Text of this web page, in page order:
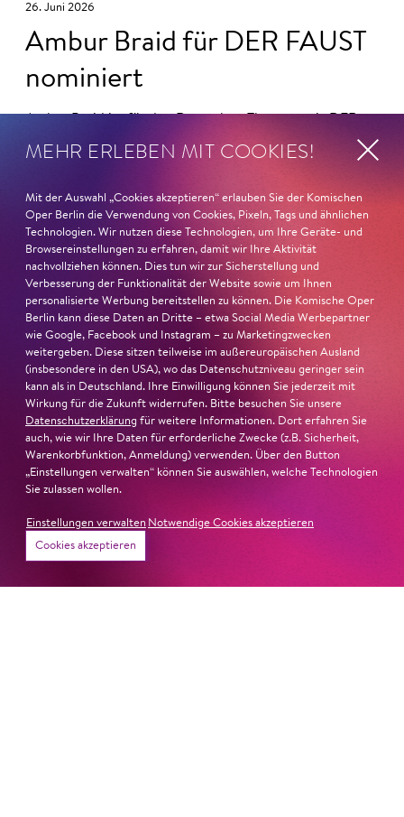
26. Juni 2026
Ambur Braid für DER FAUST
nominiert
Ambur Braidist für den Deutschen Theaterpreis DER
Musiktheater«. Ihr eindrucksvolles Rollendebüt als
Macbeth von Mzensk sei jederzeit authentisch, ziehe das
Publikum in ihren Bann, fordere zum Miterleben und
Mitleiden heraus – niemand im Saal bliebe teilnahmslos
zurück, lobt die Jury Ambur Braids stimmliche Wucht
und ihre starke Bühnenpräsenz:
»In dem überwältigenden Farbenreichtum ihres Spiels
sind Auflehnung und Verletzlichkeit ebenso nachfühlbar
wie die verzweifelte Einsamkeit ihrer Figur.«Jury-
Begründung
MEHR ERLEBEN MIT COOKIES!
Mit der Auswahl „Cookies akzeptieren“ erlauben Sie der Komischen
Oper Berlin die Verwendung von Cookies, Pixeln, Tags und ähnlichen
Technologien. Wir nutzen diese Technologien, um Ihre Geräte- und
Browsereinstellungen zu erfahren, damit wir Ihre Aktivität
nachvollziehen können. Dies tun wir zur Sicherstellung und
Verbesserung der Funktionalität der Website sowie um Ihnen
personalisierte Werbung bereitstellen zu können. Die Komische Oper
Berlin kann diese Daten an Dritte – etwa Social Media Werbepartner
wie Google, Facebook und Instagram – zu Marketingzwecken
weitergeben. Diese sitzen teilweise im außereuropäischen Ausland
(insbesondere in den USA), wo das Datenschutzniveau geringer sein
kann als in Deutschland. Ihre Einwilligung können Sie jederzeit mit
Wirkung für die Zukunft widerrufen. Bitte besuchen Sie unsere
Datenschutzerklärung für weitere Informationen. Dort erfahren Sie
auch, wie wir Ihre Daten für erforderliche Zwecke (z.B. Sicherheit,
Warenkorbfunktion, Anmeldung) verwenden. Über den Button
„Einstellungen verwalten“ können Sie auswählen, welche Technologien
Sie zulassen wollen.
Einstellungen verwalten Notwendige Cookies akzeptieren
Cookies akzeptieren